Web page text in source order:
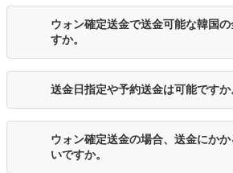
ウォン確定送金で送金可能な韓国
すか。
送金日指定や予約送金は可能ですか
ウォン確定送金の場合、送金にか
いですか。